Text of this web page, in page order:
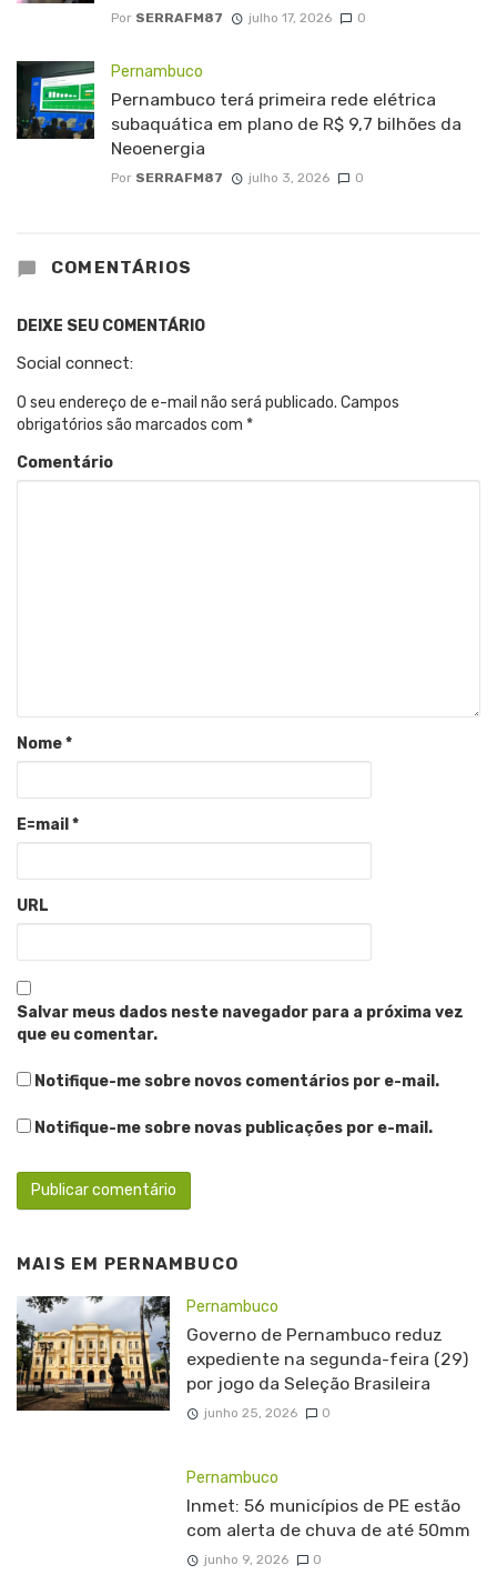
Por SERRAFM87 julho 17, 2026 0
Pernambuco
Pernambuco terá primeira rede elétrica
subaquática em plano de R$ 9,7 bilhões da
Neoenergia
Por SERRAFM87 julho 3, 2026 0
COMENTÁRIOS
DEIXE SEU COMENTÁRIO
Social connect:
O seu endereço de e-mail não será publicado. Campos
obrigatórios são marcados com *
Comentário
Nome*
E=mail *
URL
Salvar meus dados neste navegador para a próxima vez
que eu comentar.
Notifique-me sobre novos comentários por e-mail.
Notifique-me sobre novas publicações por e-mail.
MAIS EM PERNAMBUCO
Pernambuco
Governo de Pernambuco reduz
expediente na segunda-feira (29)
por jogo da Seleção Brasileira
junho 25, 2026 0
Pernambuco
Inmet: 56 municípios de PE estão
com alerta de chuva de até 50mm
junho 9, 2026 0